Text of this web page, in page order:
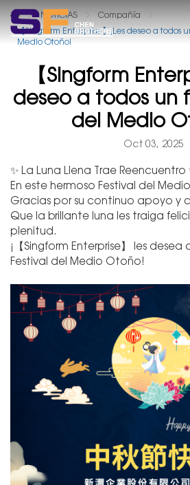
NOTICIAS
Compañía
【Singform Enterprise】¡Les deseo a todos
Medio Otoño!
【Singform
deseo a todos un
del Medio
Oct 03, 2025
✨ La Luna Llena Trae Reencuentro
En este hermoso Festival del
Gracias por su continuo apoyo y
Que la brillante luna les traiga
plenitud.
¡【Singform Enterprise】 les desea
Festival del Medio Otoño!